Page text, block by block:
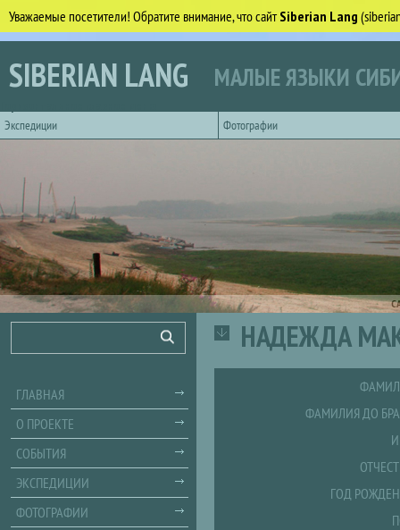
Уважаемые посетители! Обратите внимание, что сайтSiberian Lang
Перейти к основному содержанию
SIBERIAN LANG МАЛЫЕ ЯЗЫКИ
Экспедиции
Фотографии
НАДЕЖДА
ФАМИЛИЯ ДО
ГОД
Поиск
ГЛАВНАЯ
О ПРОЕКТЕ
СОБЫТИЯ
ЭКСПЕДИЦИИ
ФОТОГРАФИИ